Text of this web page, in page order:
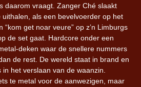
daarom vraagt. Zanger Ché slaakt
als een bevelvoerder op het
get noar veure” op z’n Limburgs
de set gaat. Hardcore onder een
deken waar de snellere nummers
de rest. De wereld staat in brand en
het verslaan van de waanzin.
te metal voor de aanwezigen, maar